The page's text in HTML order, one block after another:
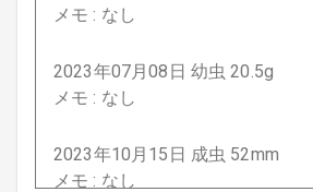
メモ : なし
2023年07月08日 幼虫 20.5g
メモ : なし
2023年10月15日 成虫 52mm
メモ : なし